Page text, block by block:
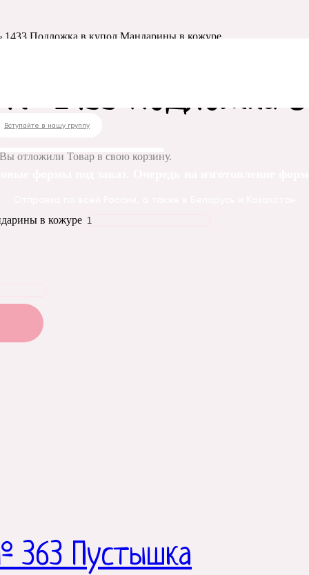
Вступайте в нашу группу
Вы отложилиТовар в свою корзину.
1433 Подложка в купол Мандарины в кожуре
№ 1433 Подложка
в кожуре
363 Пустышка